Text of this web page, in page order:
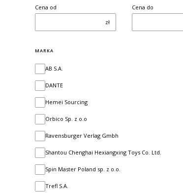
Cena od
zł
Cena do
MARKA
MarkaAB S.A.
DANTE
Hemei Sourcing
Orbico Sp. z o.o
Ravensburger Verlag Gmbh
Shantou Chenghai Hexiangxing Toys Co. Ltd.
Spin Master Poland sp. z o.o.
Trefl S.A.